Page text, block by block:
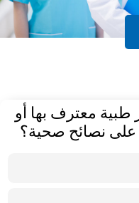
معترف بها أو
نصائح صحية؟